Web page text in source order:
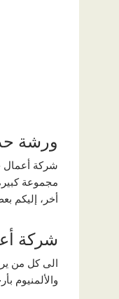
ورشة
شركة أعمال
مجموعة
أخر، إليكم
شركة
الى كل من
والألمنيوم